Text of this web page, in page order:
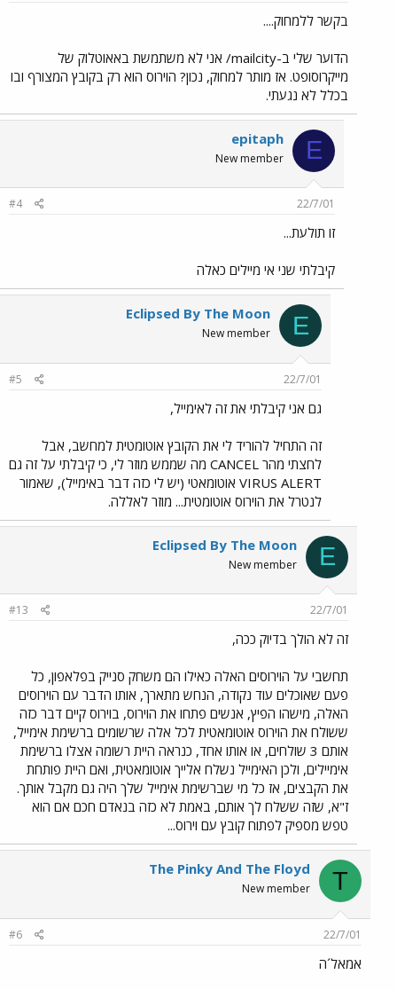
בקשר ללמחוק....
הדוער שלי ב-mailcity/ אני לא משתמשת באאוטלוק של
מייקרוסופט. אז מותר למחוק, נכון? הוירוס הוא רק בקובץ המצורף ובו
בכלל לא נגעתי.
E
epitaph
New member
22/7/01
#4
זו תולעת...
קיבלתי שני אי מיילים כאלה
E
Eclipsed By The Moon
New member
22/7/01
#5
גם אני קיבלתי את זה לאימייל,
זה התחיל להוריד לי את הקובץ אוטומטית למחשב, אבל
לחצתי מהר CANCEL מה שממש מוזר לי, כי קיבלתי על זה גם
VIRUS ALERT אוטומאטי (יש לי כזה דבר באימייל), שאמור
לנטרל את הוירוס אוטומטית... מוזר לאללה.
E
Eclipsed By The Moon
New member
22/7/01
#13
זה לא הולך בדיוק ככה,
תחשבי על הוירוסים האלה כאילו הם משחק סנייק בפלאפון, כל
פעם שאוכלים עוד נקודה, הנחש מתארך, אותו הדבר עם הוירוסים
האלה, מישהו הפיץ, אנשים פתחו את הוירוס, בוירוס קיים דבר כזה
ששולח את הוירוס אוטומאטית לכל אלה שרשומים ברשימת אימייל,
אותם 3 שולחים, או אותו אחד, כנראה היית רשומה אצלו ברשימת
אימיילים, ולכן האימייל נשלח אלייך אוטומאטית, ואם היית פותחת
את הקבצים, אז כל מי שברשימת אימייל שלך היה גם מקבל אותך.
ז"א, שזה ששלח לך אותם, באמת לא כזה בנאדם חכם אם הוא
טפש מספיק לפתוח קובץ עם וירוס...
T
The Pinky And The Floyd
New member
22/7/01
#6
אמאל´ה